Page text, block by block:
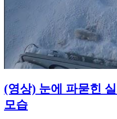
(영상) 눈에 파묻힌
모습